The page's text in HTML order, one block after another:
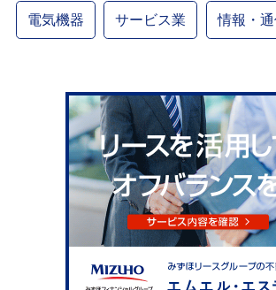
電気機器 サービス業 情報・